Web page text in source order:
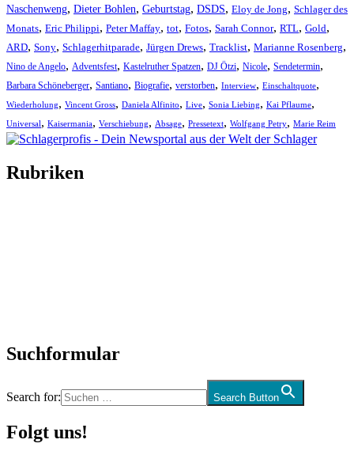
Naschenweng, Dieter Bohlen, Geburtstag, DSDS, Eloy de Jong, Schlager des
Monats, Eric Philippi, Peter Maffay, tot, Fotos, Sarah Connor, RTL, Gold,
ARD, Sony, Schlagerhitparade, Jürgen Drews, Tracklist, Marianne Rosenberg,
Nino de Angelo, Adventsfest, Kastelruther Spatzen, DJ Ötzi, Nicole, Sendetermin,
Barbara Schöneberger, Santiano, Biografie, verstorben, Interview, Einschaltquote,
Wiederholung, Vincent Gross, Daniela Alfinito, Live, Sonia Liebing, Kai Pflaume,
Universal, Kaisermania, Verschiebung, Absage, Pressetext, Wolfgang Petry, Marie Reim
Rubriken
Suchformular
Search for: Search Button
Folgt uns!